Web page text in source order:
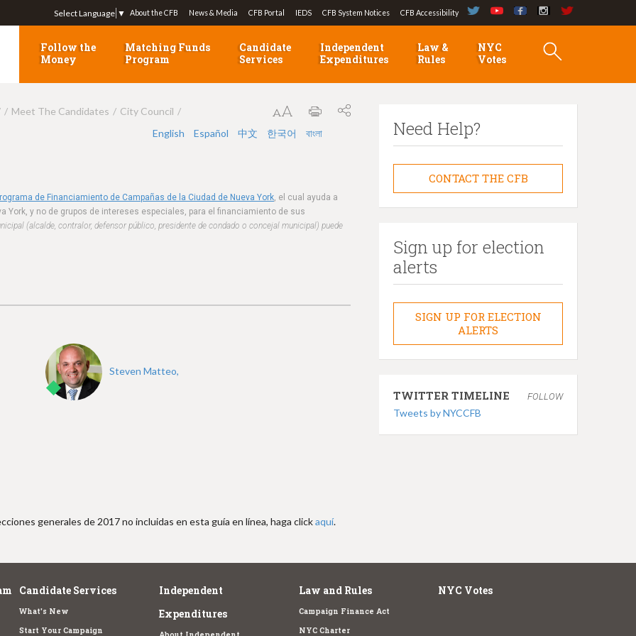
Jump to navigation
Select Language ▼ About the CFB News & Media CFB Portal IEDS CFB System Notices CFB Accessibility
Follow the
Money
Matching Funds
Program
Candidate
Services
Independent
Expenditures
Law &
Rules
NYC
Votes
Meet The Candidates
City Council
English
Español 中文 한국어 বাংলা
de Financiamiento de Campañas de la Ciudad de Nueva York, el cual ayuda a
York, y no de grupos de intereses especiales, para el financiamiento de sus
(alcalde, contralor, defensor público, presidente de condado o concejal municipal) puede
Steven Matteo,
generales de 2017 no incluidas en esta guía en línea, haga clickaquí.
Need Help?
CONTACT THE CFB
Sign up for election
alerts
SIGN UP FOR ELECTION
ALERTS
TWITTER TIMELINE FOLLOW
Tweets by NYCCFB
Candidate Services
What's New
Start Your Campaign
Independent
Expenditures
Law and Rules
Campaign Finance Act
NYC Charter
NYC Votes